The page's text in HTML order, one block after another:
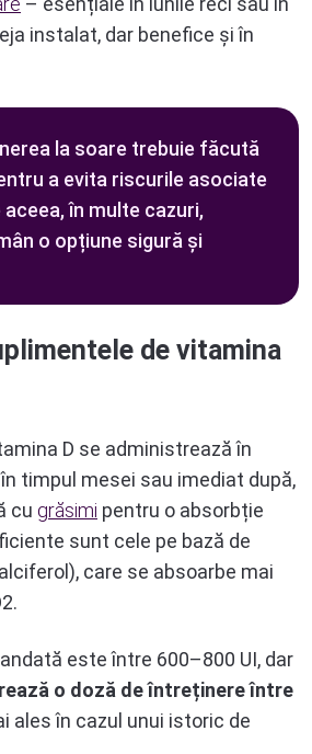
instalat, dar benefice și în
la soare trebuie făcută
a evita riscurile asociate
aceea, în multe cazuri,
o opțiune sigură și
de vitamina
D se administrează în
timpul mesei sau imediat după,
cu grăsimi pentru o absorbție
sunt cele pe bază de
care se absoarbe mai
este între 600–800 UI, dar
o doză de întreținere între
ales în cazul unui istoric de